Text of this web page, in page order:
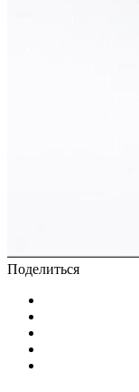
Поделиться